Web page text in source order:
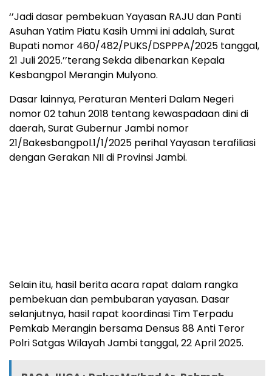
‘’Jadi dasar pembekuan Yayasan RAJU dan Panti
Asuhan Yatim Piatu Kasih Ummi ini adalah, Surat
Bupati nomor 460/482/PUKS/DSPPPA/2025 tanggal,
21 Juli 2025.’’terang Sekda dibenarkan Kepala
Kesbangpol Merangin Mulyono.
Dasar lainnya, Peraturan Menteri Dalam Negeri
nomor 02 tahun 2018 tentang kewaspadaan dini di
daerah, Surat Gubernur Jambi nomor
21/Bakesbangpol.1/1/2025 perihal Yayasan terafiliasi
dengan Gerakan NII di Provinsi Jambi.
Selain itu, hasil berita acara rapat dalam rangka
pembekuan dan pembubaran yayasan. Dasar
selanjutnya, hasil rapat koordinasi Tim Terpadu
Pemkab Merangin bersama Densus 88 Anti Teror
Polri Satgas Wilayah Jambi tanggal, 22 April 2025.